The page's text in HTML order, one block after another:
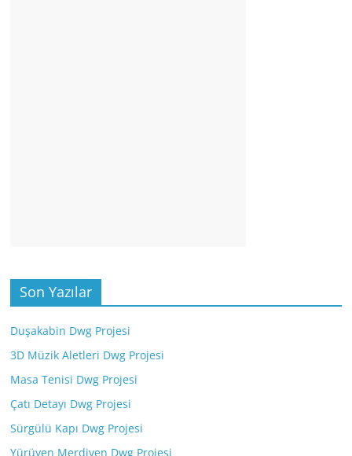
Son Yazılar
Duşakabin Dwg Projesi
3D Müzik Aletleri Dwg Projesi
Masa Tenisi Dwg Projesi
Çatı Detayı Dwg Projesi
Sürgülü Kapı Dwg Projesi
Yürüyen Merdiven Dwg Projesi